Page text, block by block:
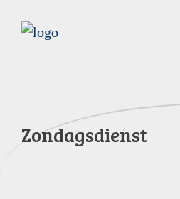
Zondagsdienst